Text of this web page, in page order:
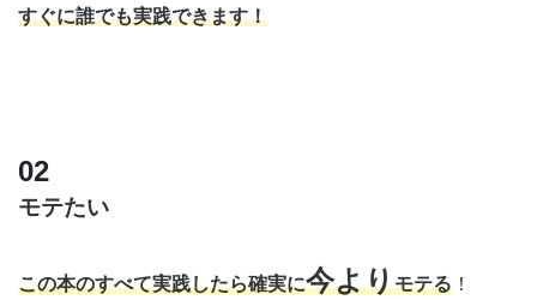
すぐに誰でも実践できます！
モテたい
この本のすべて実践したら確実に今よりモテる ！